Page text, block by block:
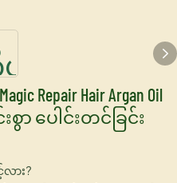
Repair Hair Argan Oil
းစွာ ပေါင်းတင်ခြင်း
လား?